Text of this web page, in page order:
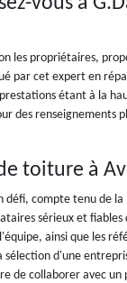
les propriétaires,
par cet expert en
étant à la
des renseignements
toiture à
défi, compte tenu de
sérieux et fiables
ainsi que les
sélection d'une
de collaborer avec